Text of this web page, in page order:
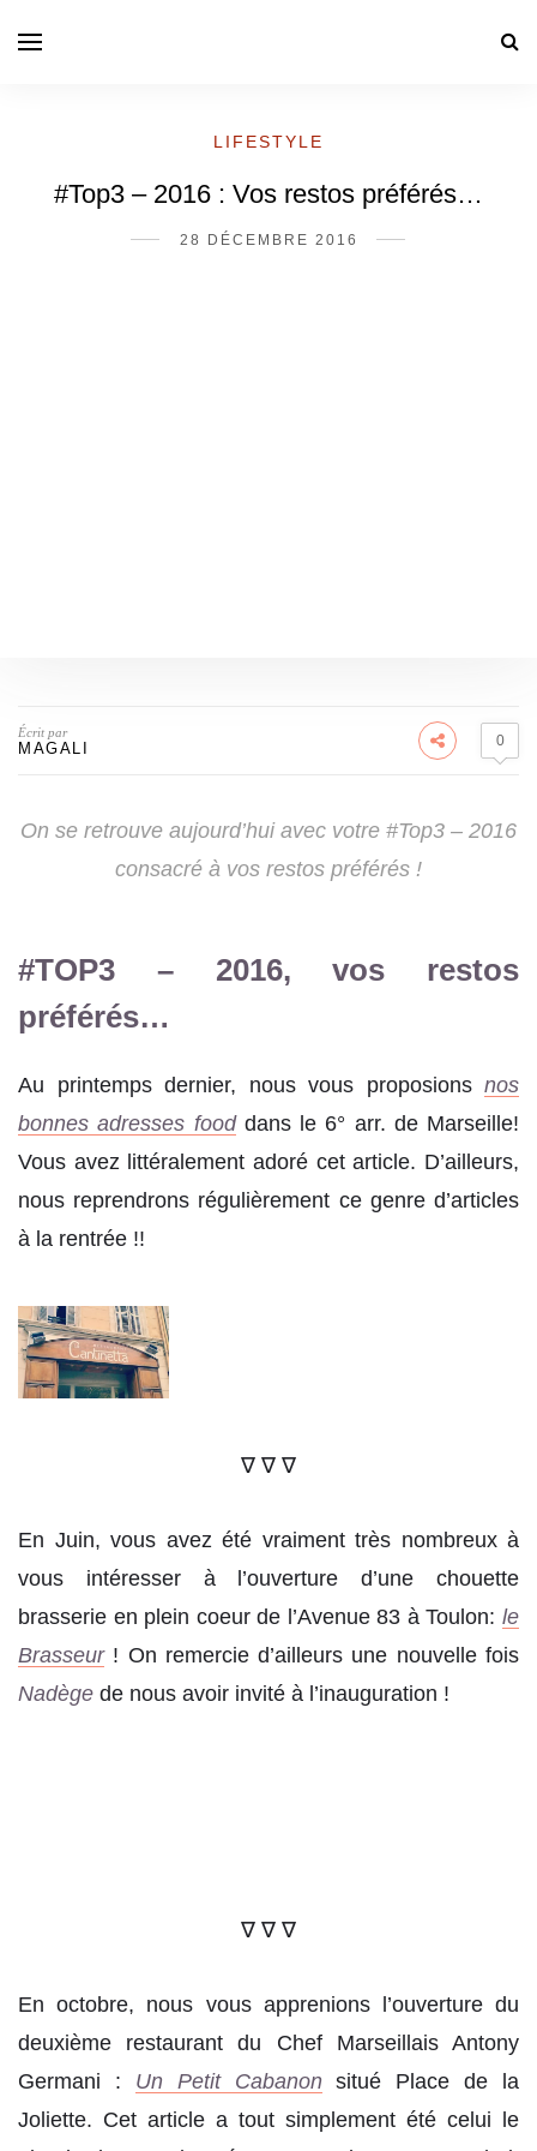
LIFESTYLE
#Top3 – 2016 : Vos restos préférés…
28 DÉCEMBRE 2016
Écrit par
MAGALI 0
On se retrouve aujourd’hui avec votre #Top3 – 2016
consacré à vos restos préférés !
#TOP3 – 2016, vos restos
préférés…
Au printemps dernier, nous vous proposions nos
bonnes adresses fooddans le 6° arr. de Marseille!
Vous avez littéralement adoré cet article. D’ailleurs,
nous reprendrons régulièrement ce genre d’articles
à la rentrée !!
∇ ∇ ∇
En Juin, vous avez été vraiment très nombreux à
vous intéresser à l’ouverture d’une chouette
brasserie en plein coeur de l’Avenue 83 à Toulon: le
Brasseur! On remercie d’ailleurs une nouvelle fois
Nadège de nous avoir invité à l’inauguration !
∇ ∇ ∇
En octobre, nous vous apprenions l’ouverture du
deuxième restaurant du Chef Marseillais Antony
Germani : Un Petit Cabanonsitué Place de la
Joliette. Cet article a tout simplement été celui le